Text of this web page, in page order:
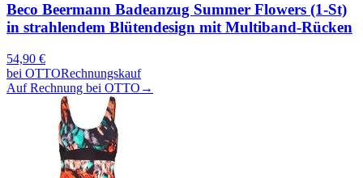
Beco Beermann Badeanzug Summer Flowers (1-St)
in strahlendem Blütendesign mit Multiband-Rücken
54,90 €
bei OTTORechnungskauf
Auf Rechnung bei OTTO →